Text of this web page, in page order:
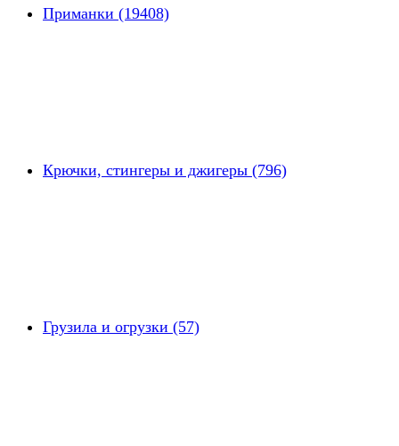
Приманки (19408)
Крючки, стингеры и джигеры (796)
Грузила и огрузки (57)